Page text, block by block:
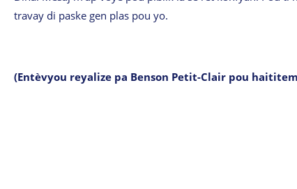
travay di paske gen plas pou yo.
(Entèvyou reyalize pa Benson Petit-Clair pou